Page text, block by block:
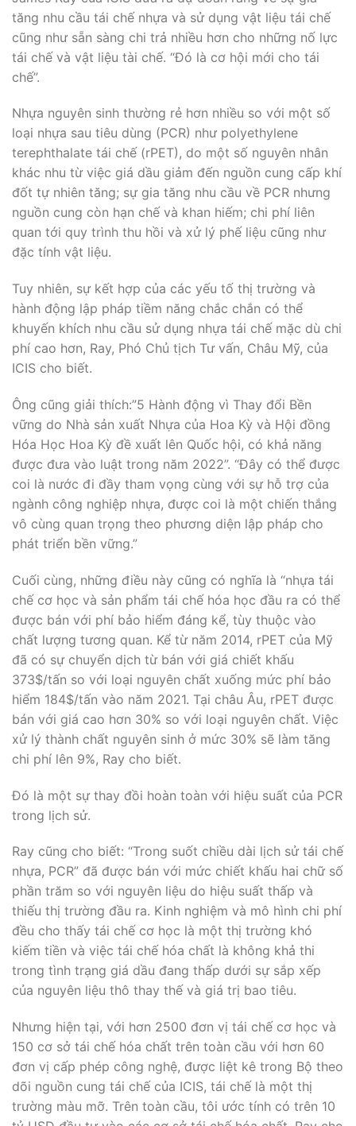
tăng nhu cầu tái chế nhựa và sử dụng vật liệu tái chế
cũng như sẵn sàng chi trả nhiều hơn cho những nố lực
tái chế và vật liệu tài chế. “Đó là cơ hội mới cho tái
chế”.
Nhựa nguyên sinh thường rẻ hơn nhiều so với một số
loại nhựa sau tiêu dùng (PCR) như polyethylene
terephthalate tái chế (rPET), do một số nguyên nhân
khác nhu từ việc giá dầu giảm đến nguồn cung cấp khí
đốt tự nhiên tăng; sự gia tăng nhu cầu về PCR nhưng
nguồn cung còn hạn chế và khan hiếm; chi phí liên
quan tới quy trình thu hồi và xử lý phế liệu cũng như
đặc tính vật liệu.
Tuy nhiên, sự kết hợp của các yếu tố thị trường và
hành động lập pháp tiềm năng chắc chắn có thể
khuyến khích nhu cầu sử dụng nhựa tái chế mặc dù chi
phí cao hơn, Ray, Phó Chủ tịch Tư vấn, Châu Mỹ, của
ICIS cho biết.
Ông cũng giải thích:”5 Hành động vì Thay đổi Bền
vững do Nhà sản xuất Nhựa của Hoa Kỳ và Hội đồng
Hóa Học Hoa Kỳ đề xuất lên Quốc hội, có khả năng
được đưa vào luật trong năm 2022”. “Đây có thể được
coi là nước đi đầy tham vọng cùng với sự hỗ trợ của
ngành công nghiệp nhựa, được coi là một chiến thắng
vô cùng quan trọng theo phương diện lập pháp cho
phát triển bền vững.”
Cuối cùng, những điều này cũng có nghĩa là “nhựa tái
chế cơ học và sản phẩm tái chế hóa học đầu ra có thể
được bán với phí bảo hiểm đáng kể, tùy thuộc vào
chất lượng tương quan. Kể từ năm 2014, rPET của Mỹ
đã có sự chuyển dịch từ bán với giá chiết khấu
373$/tấn so với loại nguyên chất xuống mức phí bảo
hiểm 184$/tấn vào năm 2021. Tại châu Âu, rPET được
bán với giá cao hơn 30% so với loại nguyên chất. Việc
xử lý thành chất nguyên sinh ở mức 30% sẽ làm tăng
chi phí lên 9%, Ray cho biết.
Đó là một sự thay đồi hoàn toàn với hiệu suất của PCR
trong lịch sử.
Ray cũng cho biết: “Trong suốt chiều dài lịch sử tái chế
nhựa, PCR” đã được bán với mức chiết khấu hai chữ số
phần trăm so với nguyên liệu do hiệu suất thấp và
thiếu thị trường đầu ra. Kinh nghiệm và mô hình chi phí
đều cho thấy tái chế cơ học là một thị trường khó
kiếm tiền và việc tái chế hóa chất là không khả thi
trong tình trạng giá dầu đang thấp dưới sự sắp xếp
của nguyên liệu thô thay thế và giá trị bao tiêu.
Nhưng hiện tại, với hơn 2500 đơn vị tái chế cơ học và
150 cơ sở tái chế hóa chất trên toàn cầu với hơn 60
đơn vị cấp phép công nghệ, được liệt kê trong Bộ theo
dõi nguồn cung tái chế của ICIS, tái chế là một thị
trường màu mỡ. Trên toàn cầu, tôi ước tính có trên 10